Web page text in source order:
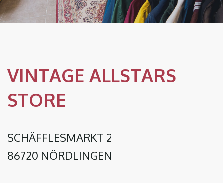
VINTAGE ALLSTARS
STORE
SCHÄFFLESMARKT 2
86720 NÖRDLINGEN